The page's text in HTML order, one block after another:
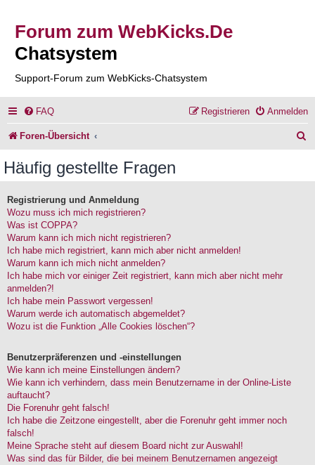
Forum zum WebKicks.De
Chatsystem
Support-Forum zum WebKicks-Chatsystem
FAQ Anmelden
Registrieren
Foren-Übersicht
Häufig gestellte Fragen
Registrierung und Anmeldung
Wozu muss ich mich registrieren?
Was ist COPPA?
Warum kann ich mich nicht registrieren?
Ich habe mich registriert, kann mich aber nicht anmelden!
Warum kann ich mich nicht anmelden?
Ich habe mich vor einiger Zeit registriert, kann mich aber nicht mehr
anmelden?!
Ich habe mein Passwort vergessen!
Warum werde ich automatisch abgemeldet?
Wozu ist die Funktion „Alle Cookies löschen“?
Benutzerpräferenzen und -einstellungen
Wie kann ich meine Einstellungen ändern?
Wie kann ich verhindern, dass mein Benutzername in der Online-Liste
auftaucht?
Die Forenuhr geht falsch!
Ich habe die Zeitzone eingestellt, aber die Forenuhr geht immer noch
falsch!
Meine Sprache steht auf diesem Board nicht zur Auswahl!
Was sind das für Bilder, die bei meinem Benutzernamen angezeigt